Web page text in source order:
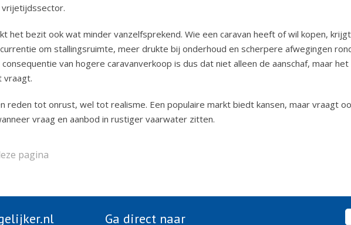
vrijetijdssector.
het bezit ook wat minder vanzelfsprekend. Wie een caravan heeft of wil kopen, krijgt
om stallingsruimte, meer drukte bij onderhoud en scherpere afwegingen
van hogere caravanverkoop is dus dat niet alleen de aanschaf, maar het
vraagt.
reden tot onrust, wel tot realisme. Een populaire markt biedt kansen, maar vraagt
vraag en aanbod in rustiger vaarwater zitten.
pagina
Ga direct naar